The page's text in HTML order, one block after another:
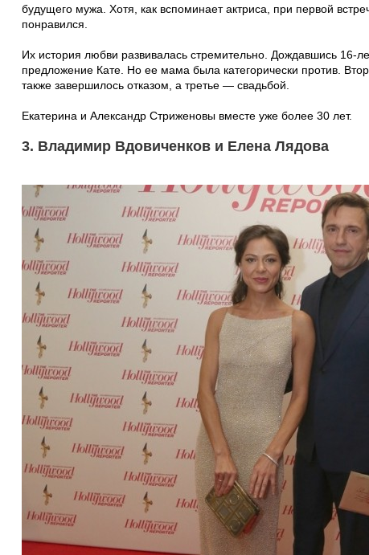
будущего мужа. Хотя, как вспоминает актриса, при первой
понравился.
Их история любви развивалась стремительно. Дождавшись 16-
предложение Кате. Но ее мама была категорически против.
также завершилось отказом, а третье — свадьбой.
Екатерина и Александр Стриженовы вместе уже более 30 лет.
3. Владимир Вдовиченков и Елена Лядова